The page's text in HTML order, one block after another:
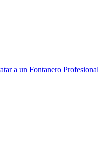
a un Fontanero Profesional